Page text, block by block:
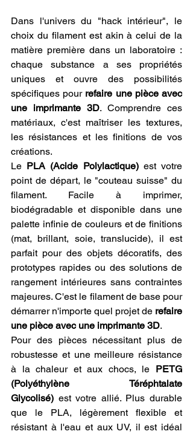
Dans l'univers du "hack intérieur", le
choix du filament est akin à celui de la
matière première dans un laboratoire :
chaque substance a ses propriétés
uniques et ouvre des possibilités
spécifiques pour refaire une pièce avec
une imprimante 3D. Comprendre ces
matériaux, c'est maîtriser les textures,
les résistances et les finitions de vos
créations.
Le PLA (Acide Polylactique) est votre
point de départ, le "couteau suisse" du
filament. Facile à imprimer,
biodégradable et disponible dans une
palette infinie de couleurs et de finitions
(mat, brillant, soie, translucide), il est
parfait pour des objets décoratifs, des
prototypes rapides ou des solutions de
rangement intérieures sans contraintes
majeures. C'est le filament de base pour
démarrer n'importe quel projet de refaire
une pièce avec une imprimante 3D.
Pour des pièces nécessitant plus de
robustesse et une meilleure résistance
à la chaleur et aux chocs, le PETG
(Polyéthylène Téréphtalate
Glycolisé) est votre allié. Plus durable
que le PLA, légèrement flexible et
résistant à l'eau et aux UV, il est idéal